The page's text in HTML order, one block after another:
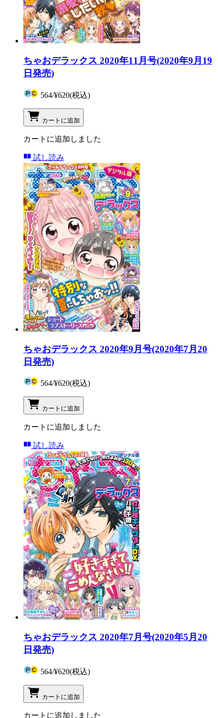
ちゃおデラックス 2020年11月号(2020年9月19
日発売)
564/¥620(税込)
カートに追加
カートに追加しました
試し読み
ちゃおデラックス 2020年9月号(2020年7月20
日発売)
564/¥620(税込)
カートに追加
カートに追加しました
試し読み
ちゃおデラックス 2020年7月号(2020年5月20
日発売)
564/¥620(税込)
カートに追加
カートに追加しました